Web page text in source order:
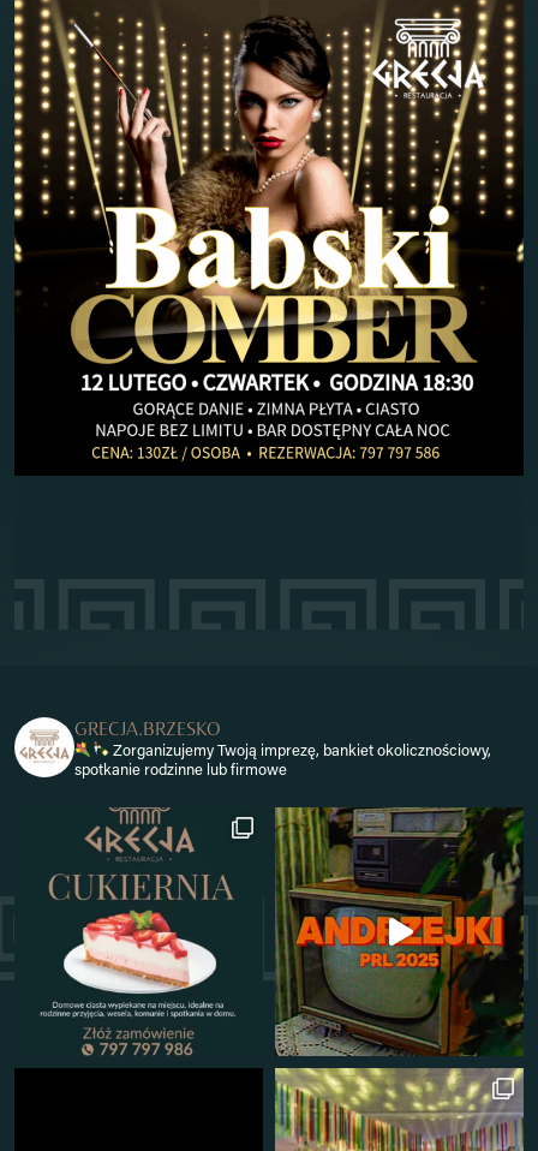
GRECJA.BRZESKO
Zorganizujemy Twoją imprezę, bankiet okolicznościowy,
spotkanie rodzinne lub firmowe